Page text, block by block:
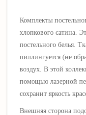
Комплекты
хлопкового сатина.
постельного белья.
пиллингуется (не
воздух. В этой
помощью лазерной
сохранит яркость
Внешняя сторона